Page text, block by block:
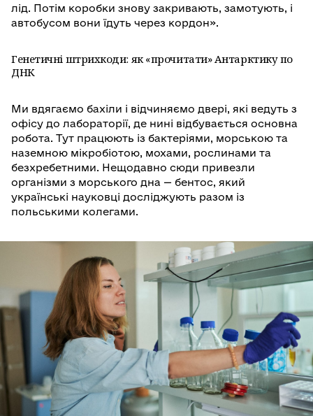
лід. Потім коробки знову закривають, замотують, і
автобусом вони їдуть через кордон».
Генетичні штрихкоди: як «прочитати» Антарктику по
ДНК
Ми вдягаємо бахіли і відчиняємо двері, які ведуть з
офісу до лабораторії, де нині відбувається основна
робота. Тут працюють із бактеріями, морською та
наземною мікробіотою, мохами, рослинами та
безхребетними. Нещодавно сюди привезли
організми з морського дна — бентос, який
українські науковці досліджують разом із
польськими колегами.